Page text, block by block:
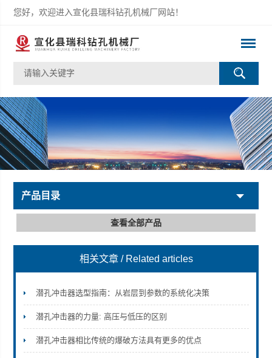
您好，欢迎进入宣化县瑞科钻孔机械厂网站！
宣化县瑞科钻孔机械厂
产品目录
查看全部产品
相关文章 / Related articles
潜孔冲击器选型指南：从岩层到参数的系统化决策
潜孔冲击器的力量: 高压与低压的区别
潜孔冲击器相比传统的爆破方法具有更多的优点